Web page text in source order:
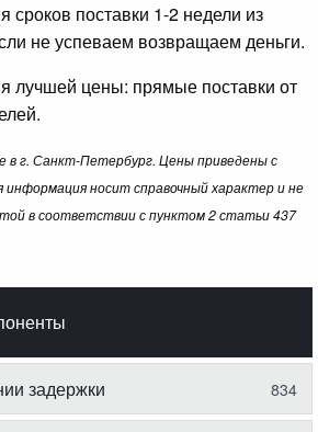
сроков поставки 1-2 недели из
не успеваем возвращаем деньги.
лучшей цены: прямые поставки от
в г. Санкт-Петербург. Цены приведены с
носит справочный характер и не
в соответствии с пунктом 2 статьи 437
задержки 834